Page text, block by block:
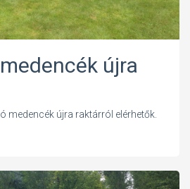
újra
medencék újra raktárról elérhetők.